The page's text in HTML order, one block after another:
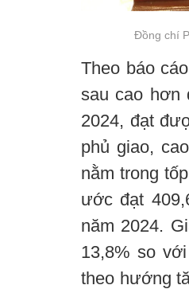
Đồng chí
Theo báo
sau cao hơn
2024, đạt
phủ giao,
nằm trong
ước đạt
năm 2024.
13,8% so
theo hướng